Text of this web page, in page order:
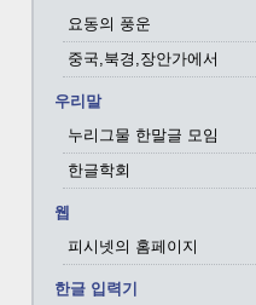
요동의 풍운
중국,북경,장안가에서
우리말
누리그물 한말글 모임
한글학회
웹
피시넷의 홈페이지
한글 입력기